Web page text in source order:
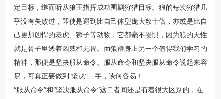
定目标，继而听从狼王指挥成功围剿狩猎目标。狼的每次狩猎几
乎没有失败过，即使是遇到比自己体型庞大数十倍，亦或是比自
己更加凶悍的老虎、狮子等动物，它都毫不畏惧，因为狼的天性
就是骨子里透着凶残和无畏。而狼群身上另一个值得我们学习的
精神，那便是坚决服从命令。服从命令和坚决服从命令说起来容
易，可真正要做到“坚决”二字，谈何容易！
“服从命令”和“坚决服从命令”这二者间还是有着很大区别的，在